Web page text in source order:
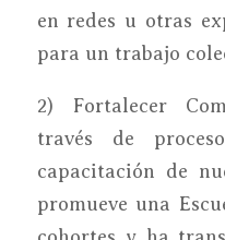
en redes u otras
para un trabajo
2) Fortalecer
través de
capacitación de
promueve una